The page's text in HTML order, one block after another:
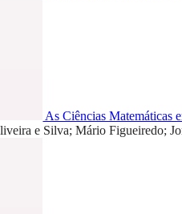
As Ciências Matemáticas
e Silva; Mário Figueiredo;